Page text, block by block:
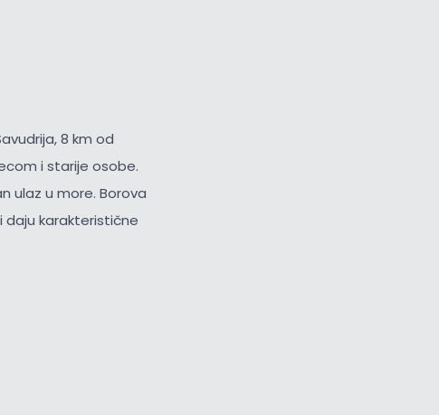
8 km od
i starije osobe.
ulaz u more. Borova
daju karakteristične